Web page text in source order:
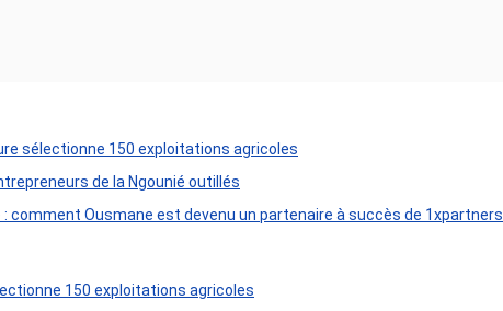
sélectionne 150 exploitations agricoles
de la Ngounié outillés
: comment Ousmane est devenu un partenaire à succès de 1xpartners
150 exploitations agricoles